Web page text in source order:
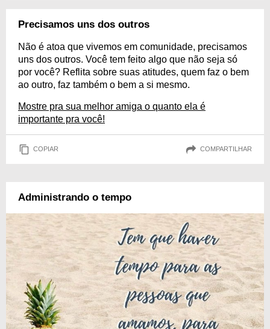
Precisamos uns dos outros
Não é atoa que vivemos em comunidade, precisamos
uns dos outros. Você tem feito algo que não seja só
por você? Reflita sobre suas atitudes, quem faz o bem
ao outro, faz também o bem a si mesmo.
Mostre pra sua melhor amiga o quanto ela é
importante pra você!
COPIAR COMPARTILHAR
Administrando o tempo